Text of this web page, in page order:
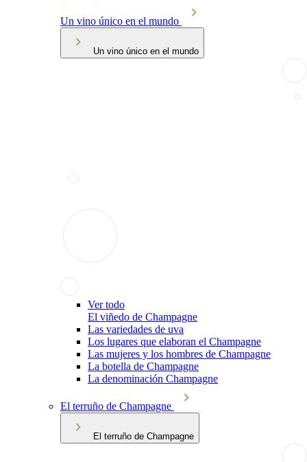
Un vino único en el mundo
Un vino único en el mundo
Ver todo
El viñedo de Champagne
Las variedades de uva
Los lugares que elaboran el Champagne
Las mujeres y los hombres de Champagne
La botella de Champagne
La denominación Champagne
El terruño de Champagne
El terruño de Champagne